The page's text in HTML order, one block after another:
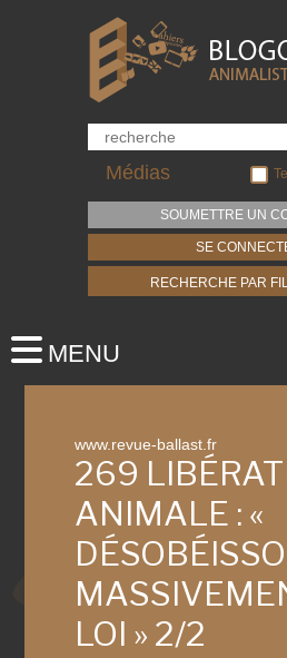
Médias
SOUMETTRE UN
SE
RECHERCHE PAR
www.revue-ballast.fr
269
ANIMALE : «
LOI » 2/2